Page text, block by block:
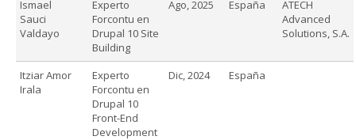
Ismael
Sauci
Valdayo
Experto
Forcontu en
Drupal 10 Site
Building
Ago, 2025 España
ATECH
Advanced
Solutions, S.A.
Itziar Amor
Irala
Experto
Forcontu en
Drupal 10
Front-End
Development
Dic, 2024 España